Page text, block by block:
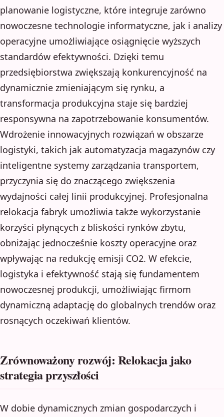
planowanie logistyczne, które integruje zarówno
nowoczesne technologie informatyczne, jak i analizy
operacyjne umożliwiające osiągnięcie wyższych
standardów efektywności. Dzięki temu
przedsiębiorstwa zwiększają konkurencyjność na
dynamicznie zmieniającym się rynku, a
transformacja produkcyjna staje się bardziej
responsywna na zapotrzebowanie konsumentów.
Wdrożenie innowacyjnych rozwiązań w obszarze
logistyki, takich jak automatyzacja magazynów czy
inteligentne systemy zarządzania transportem,
przyczynia się do znaczącego zwiększenia
wydajności całej linii produkcyjnej. Profesjonalna
relokacja fabryk umożliwia także wykorzystanie
korzyści płynących z bliskości rynków zbytu,
obniżając jednocześnie koszty operacyjne oraz
wpływając na redukcję emisji CO2. W efekcie,
logistyka i efektywność stają się fundamentem
nowoczesnej produkcji, umożliwiając firmom
dynamiczną adaptację do globalnych trendów oraz
rosnących oczekiwań klientów.
Zrównoważony rozwój: Relokacja jako
strategia przyszłości
W dobie dynamicznych zmian gospodarczych i